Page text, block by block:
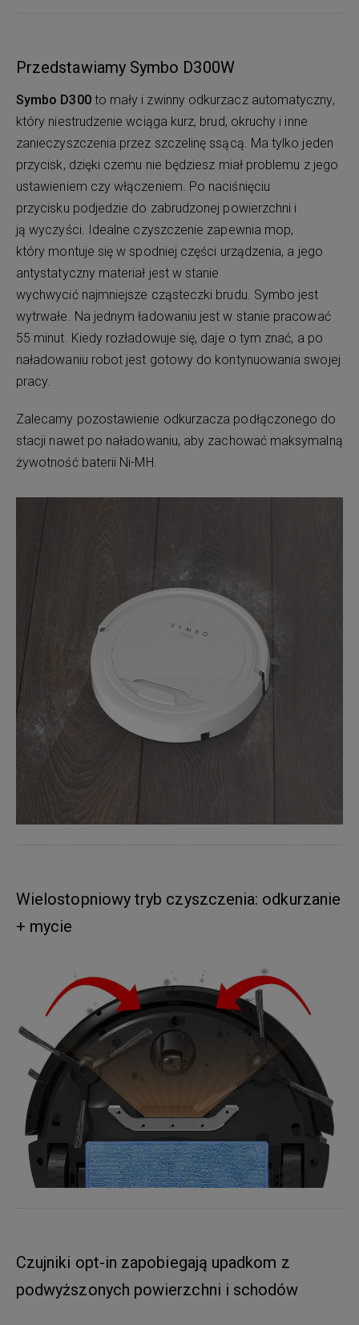
Przedstawiamy Symbo D300W
Symbo D300to mały i zwinny odkurzacz automatyczny,
który niestrudzenie wciąga kurz, brud, okruchy i inne
zanieczyszczenia przez szczelinę ssącą. Ma tylko jeden
przycisk, dzięki czemu nie będziesz miał problemu z jego
ustawieniem czy włączeniem. Po naciśnięciu
przycisku podjedzie do zabrudzonej powierzchni i
ją wyczyści. Idealne czyszczenie zapewnia mop,
który montuje się w spodniej części urządzenia, a jego
antystatyczny materiał jest w stanie
wychwycić najmniejsze cząsteczki brudu. Symbo jest
wytrwałe. Na jednym ładowaniu jest w stanie pracować
55 minut. Kiedy rozładowuje się, daje o tym znać, a po
naładowaniu robot jest gotowy do kontynuowania swojej
pracy.
Zalecamy pozostawienie odkurzacza podłączonego do
stacji nawet po naładowaniu, aby zachować maksymalną
żywotność baterii Ni-MH.
Wielostopniowy tryb czyszczenia: odkurzanie
+ mycie
Czujniki opt-in zapobiegają upadkom z
podwyższonych powierzchni i schodów